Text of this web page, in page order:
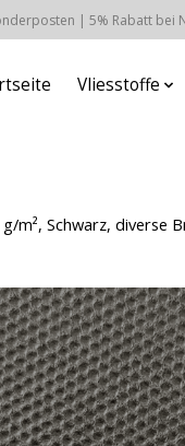
| 5% Rabatt bei
Vliesstoffe
m², Schwarz, diverse
Items